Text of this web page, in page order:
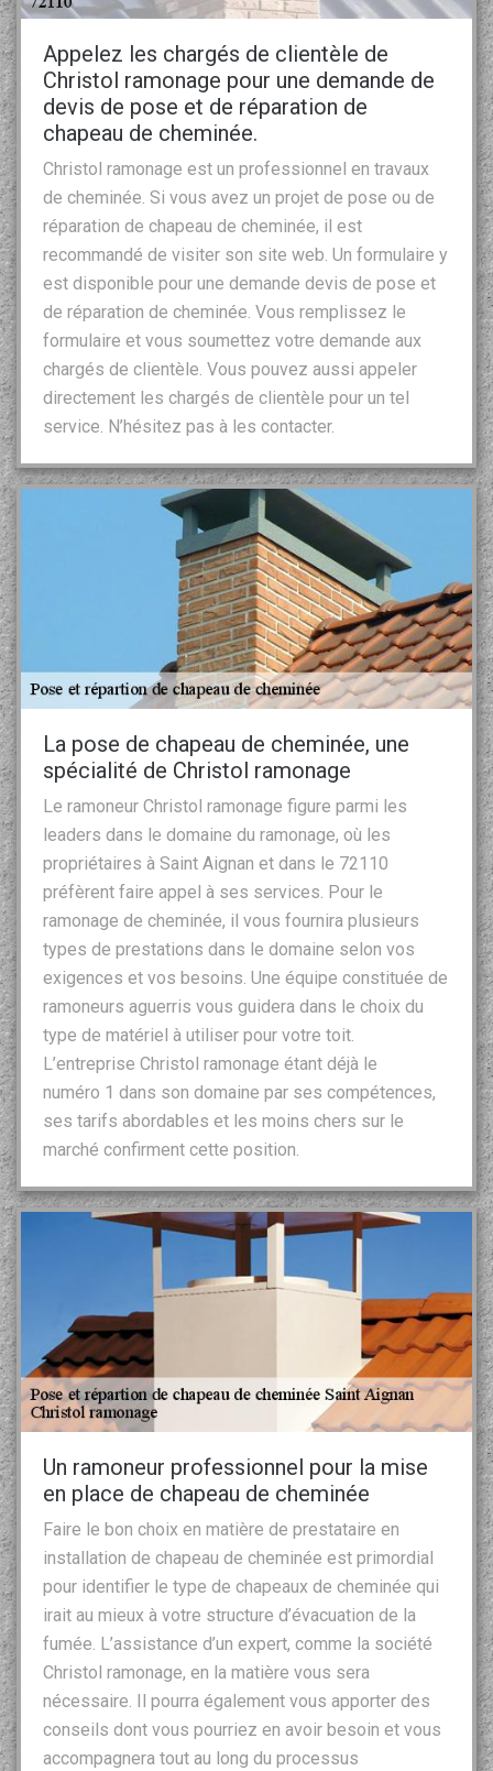
Appelez les chargés de clientèle de
Christol ramonage pour une demande de
devis de pose et de réparation de
chapeau de cheminée.
Christol ramonage est un professionnel en travaux
de cheminée. Si vous avez un projet de pose ou de
réparation de chapeau de cheminée, il est
recommandé de visiter son site web. Un formulaire y
est disponible pour une demande devis de pose et
de réparation de cheminée. Vous remplissez le
formulaire et vous soumettez votre demande aux
chargés de clientèle. Vous pouvez aussi appeler
directement les chargés de clientèle pour un tel
service. N’hésitez pas à les contacter.
La pose de chapeau de cheminée, une
spécialité de Christol ramonage
Le ramoneur Christol ramonage figure parmi les
leaders dans le domaine du ramonage, où les
propriétaires à Saint Aignan et dans le 72110
préfèrent faire appel à ses services. Pour le
ramonage de cheminée, il vous fournira plusieurs
types de prestations dans le domaine selon vos
exigences et vos besoins. Une équipe constituée de
ramoneurs aguerris vous guidera dans le choix du
type de matériel à utiliser pour votre toit.
L’entreprise Christol ramonage étant déjà le
numéro 1 dans son domaine par ses compétences,
ses tarifs abordables et les moins chers sur le
marché confirment cette position.
Un ramoneur professionnel pour la mise
en place de chapeau de cheminée
Faire le bon choix en matière de prestataire en
installation de chapeau de cheminée est primordial
pour identifier le type de chapeaux de cheminée qui
irait au mieux à votre structure d’évacuation de la
fumée. L’assistance d’un expert, comme la société
Christol ramonage, en la matière vous sera
nécessaire. Il pourra également vous apporter des
conseils dont vous pourriez en avoir besoin et vous
accompagnera tout au long du processus